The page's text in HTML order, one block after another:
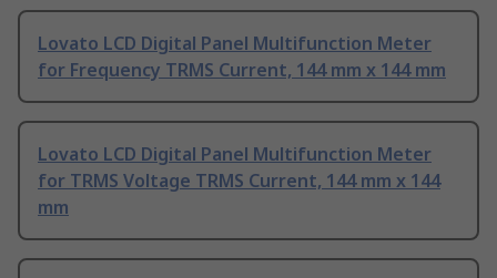
Lovato LCD Digital Panel Multifunction Meter
for Frequency TRMS Current, 144 mm x 144 mm
Lovato LCD Digital Panel Multifunction Meter
for TRMS Voltage TRMS Current, 144 mm x 144
mm